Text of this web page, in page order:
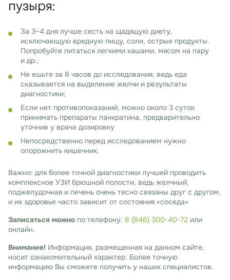
пузыря:
За 3–4 дня лучше сесть на щадящую диету,
исключающую вредную пищу, соли, острые продукты.
Попробуйте питаться легкими кашами, мясом на пару
и др.;
Не ешьте за 8 часов до исследования, ведь еда
сказывается на выделение желчи и результаты
диагностики;
Если нет противопоказаний, можно около 3 суток
принимать препараты панкратина, предварительно
уточнив у врача дозировку
Непосредственно перед исследованием нужно
опорожнить кишечник.
Важно: для более точной диагностики лучшей проводить
комплексное УЗИ брюшной полости, ведь желчный,
поджелудочная и печень очень тесно связаны друг с другом,
и их здоровье часто зависит от состояния «соседа»
Записаться можно по телефону: 8 (846) 300-40-72 или
онлайн.
Внимание! Информация, размещенная на данном сайте,
носит ознакомительный характер. Более точную
информацию Вы сможете получить у наших специалистов.